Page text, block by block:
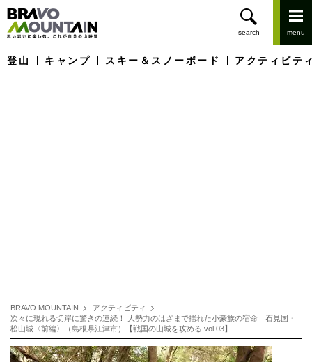
登山 キャンプ スキー＆スノーボード アクティビテ
BRAVO MOUNTAIN
アクティビティ
次々に現れる切岸に驚きの連続！ 大勢力のはざまで揺れた小豪族の宿命 石見国・
松山城〈前編〉（島根県江津市）【戦国の山城を攻める vol.03】